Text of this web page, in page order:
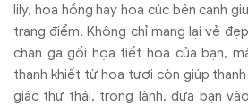
lily, hoa hồng hay hoa cúc bên cạnh
trang điểm. Không chỉ mang lại vẻ
chăn ga gối họa tiết hoa của bạn,
thanh khiết từ hoa tươi còn giúp
giác thư thái, trong lành, đưa bạn